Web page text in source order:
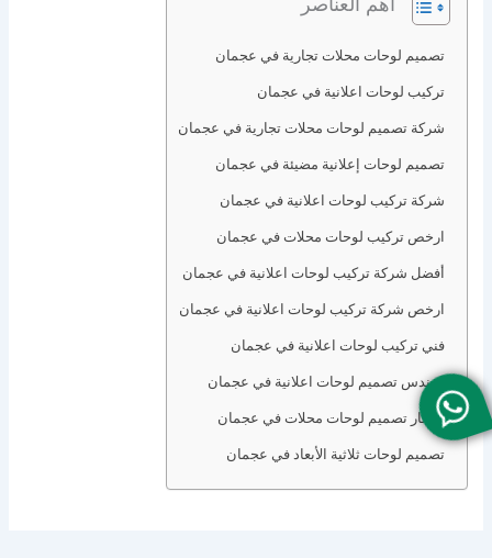
تصميم لوحات محلات تجارية في عجمان
تركيب لوحات اعلانية في عجمان
شركة تصميم لوحات محلات تجارية في عجمان
تصميم لوحات إعلانية مضيئة في عجمان
شركة تركيب لوحات اعلانية في عجمان
ارخص تركيب لوحات محلات في عجمان
أفضل شركة تركيب لوحات اعلانية في عجمان
ارخص شركة تركيب لوحات اعلانية في عجمان
فني تركيب لوحات اعلانية في عجمان
مهندس تصميم لوحات اعلانية في عجمان
اسعار تصميم لوحات محلات في عجمان
تصميم لوحات ثلاثية الأبعاد في عجمان